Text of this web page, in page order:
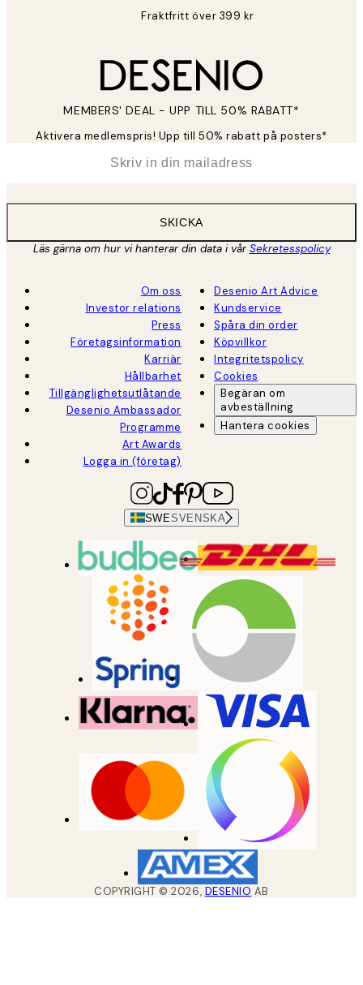
Fraktfritt över 399 kr
MEMBERS' DEAL - UPP TILL 50% RABATT*
Aktivera medlemspris! Upp till 50% rabatt på posters*
SKICKA
Läs gärna om hur vi hanterar din data i vårSekretesspolicy
Om oss
Investor relations
Press
Företagsinformation
Karriär
Hållbarhet
Tillgänglighetsutlåtande
Desenio Ambassador
Programme
Art Awards
Logga in (företag)
Desenio Art Advice
Kundservice
Spåra din order
Köpvillkor
Integritetspolicy
Cookies
Begäran om
avbeställning
Hantera cookies
SWESVENSKA
COPYRIGHT ©2026, DESENIO AB